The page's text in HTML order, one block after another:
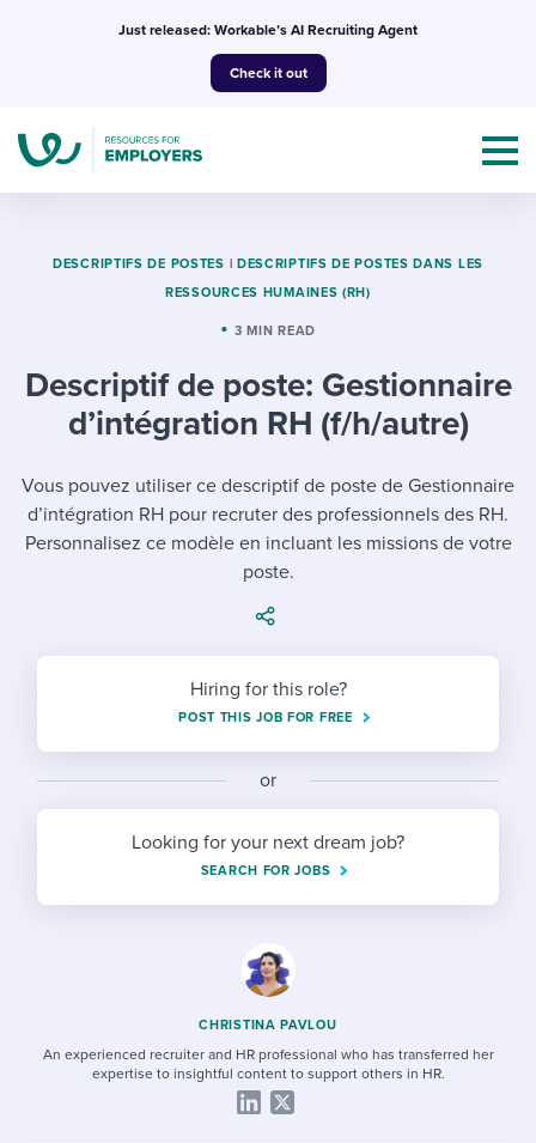
Just released: Workable’s AI Recruiting Agent
Check it out
Topics
Mobilizing AI in my work
Evaluating candidates
Working together with others
Maintaining hiring pipelines
Developing & retaining people
Ensuring compliance
Finding and attracting people
Establishing an employer brand
Candidate/employee experiences
Templates & Guides
Job description templates
Policy templates
Onboarding checklists
Step-by-step tutorials
Free ebooks & reports
HR terms
I’m a jobseeker
I WANT TO LEARN ABOUT...
Pay & benefits
Career development
Modern working life
Overall career resources
Attend webinars & events
Workable customer stories
Explore Workable
Request a demo
Start a free trial
DESCRIPTIFS DE POSTES | DESCRIPTIFS DE POSTES DANS LES
RESSOURCES HUMAINES (RH)
3 MIN READ
Descriptif de poste: Gestionnaire
d’intégration RH (f/h/autre)
Vous pouvez utiliser ce descriptif de poste de Gestionnaire
d’intégration RH pour recruter des professionnels des RH.
Personnalisez ce modèle en incluant les missions de votre
poste.
Hiring for this role?
POST THIS JOB FOR FREE
or
Looking for your next dream job?
SEARCH FOR JOBS
CHRISTINA PAVLOU
An experienced recruiter and HR professional who has transferred her
expertise to insightful content to support others in HR.